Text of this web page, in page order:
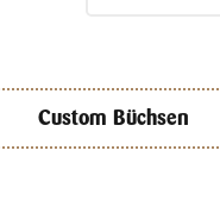
Custom Büchsen